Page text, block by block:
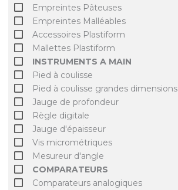
Empreintes Pâteuses
Empreintes Malléables
Accessoires Plastiform
Mallettes Plastiform
INSTRUMENTS A MAIN
Pied à coulisse
Pied à coulisse grandes dimensions
Jauge de profondeur
Règle digitale
Jauge d'épaisseur
Vis micrométriques
Mesureur d'angle
COMPARATEURS
Comparateurs analogiques